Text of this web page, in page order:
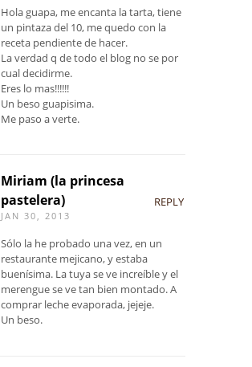
Hola guapa, me encanta la tarta, tiene
un pintaza del 10, me quedo con la
receta pendiente de hacer.
La verdad q de todo el blog no se por
cual decidirme.
Eres lo mas!!!!!!
Un beso guapisima.
Me paso a verte.
Miriam (la princesa
pastelera)
JAN 30, 2013
REPLY
Sólo la he probado una vez, en un
restaurante mejicano, y estaba
buenísima. La tuya se ve increíble y el
merengue se ve tan bien montado. A
comprar leche evaporada, jejeje.
Un beso.